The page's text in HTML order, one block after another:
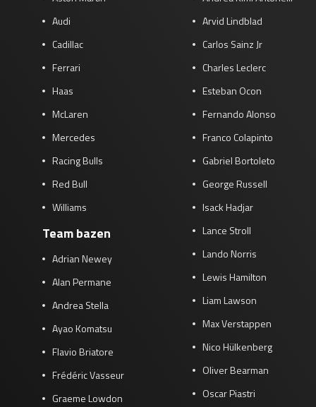
Audi
Cadillac
Ferrari
Haas
McLaren
Mercedes
Racing Bulls
Red Bull
Williams
Team bazen
Adrian Newey
Alan Permane
Andrea Stella
Ayao Komatsu
Flavio Briatore
Frédéric Vasseur
Graeme Lowdon
Arvid Lindblad
Carlos Sainz Jr
Charles Leclerc
Esteban Ocon
Fernando Alonso
Franco Colapinto
Gabriel Bortoleto
George Russell
Isack Hadjar
Lance Stroll
Lando Norris
Lewis Hamilton
Liam Lawson
Max Verstappen
Nico Hülkenberg
Oliver Bearman
Oscar Piastri